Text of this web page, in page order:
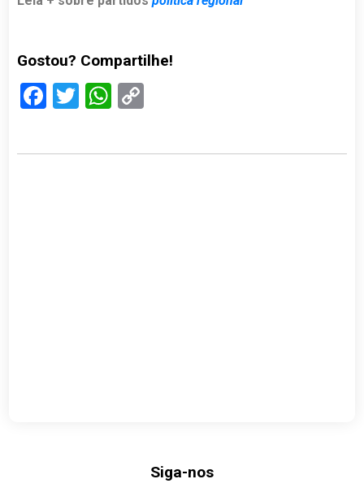
Gostou? Compartilhe!
Facebook
TwitterWhatsApp
Siga-nos